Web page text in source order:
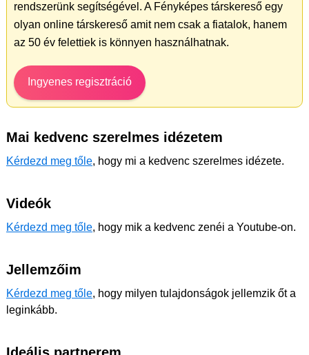
rendszerünk segítségével. A Fényképes társkereső egy
olyan online társkereső amit nem csak a fiatalok, hanem
az 50 év felettiek is könnyen használhatnak.
Ingyenes regisztráció
Mai kedvenc szerelmes idézetem
Kérdezd meg tőle, hogy mi a kedvenc szerelmes idézete.
Videók
Kérdezd meg tőle, hogy mik a kedvenc zenéi a Youtube-on.
Jellemzőim
Kérdezd meg tőle, hogy milyen tulajdonságok jellemzik őt a
leginkább.